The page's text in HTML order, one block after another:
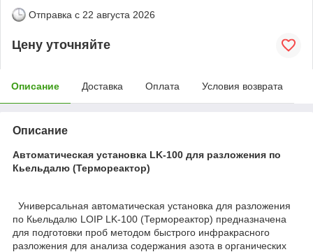
Отправка с 22 августа 2026
Цену уточняйте
Описание Доставка Оплата Условия возврата
Описание
Автоматическая установка LK-100 для разложения по
Кьельдалю (Термореактор)
Универсальная автоматическая установка для разложения
по Кьельдалю LOIP LK-100 (Термореактор) предназначена
для подготовки проб методом быстрого инфракрасного
разложения для анализа содержания азота в органических